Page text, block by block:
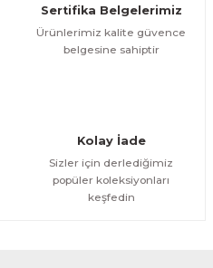
Sertifika Belgelerimiz
Ürünlerimiz kalite güvence
belgesine sahiptir
Kolay İade
Sizler için derlediğimiz
popüler koleksiyonları
keşfedin